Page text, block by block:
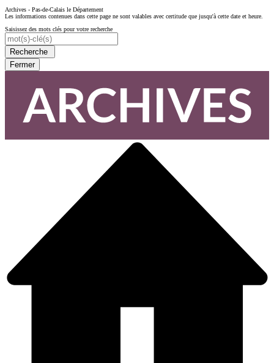
Archives - Pas-de-Calais le Département
Les informations contenues dans cette page ne sont valables avec certitude que jusqu'à cette date et heure.
Saisissez des mots clés pour votre recherche
Recherche
Fermer